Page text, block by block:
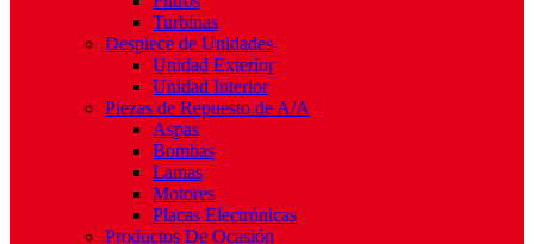
Turbinas
Despiece de Unidades
Unidad Exterior
Unidad Interior
Piezas de Repuesto de A/A
Aspas
Bombas
Lamas
Motores
Placas Electrónicas
Productos De Ocasión